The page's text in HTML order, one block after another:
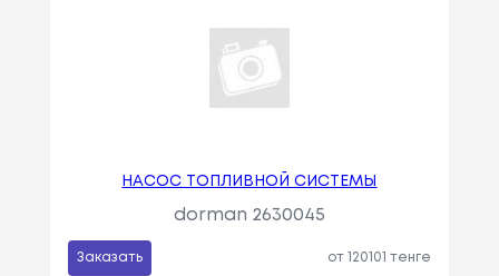
НАСОС ТОПЛИВНОЙ СИСТЕМЫ
dorman 2630045
Заказать от 120101 тенге